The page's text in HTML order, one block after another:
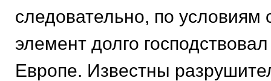
следовательно, по условиям
элемент долго
Европе. Известны